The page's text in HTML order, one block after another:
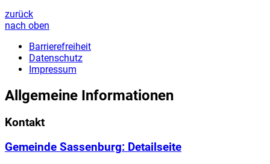
zurück
nach oben
Barrierefreiheit
Datenschutz
Impressum
Allgemeine Informationen
Kontakt
Gemeinde Sassenburg: Detailseite